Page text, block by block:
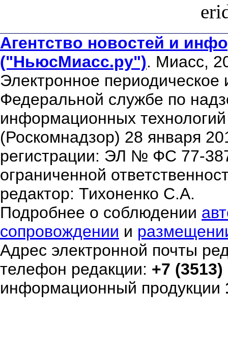
Агентство новостей и
("НьюсМиасс.ру"). Миасс,
Электронное периодическое
Федеральной службе по
информационных
(Роскомнадзор) 28 января
регистрации: ЭЛ № ФС 77-
ограниченной
редактор: Тихоненко С.А.
Подробнее о соблюдении
сопровождении и
Адрес электронной почты
телефон редакции: +7
информационный продукции